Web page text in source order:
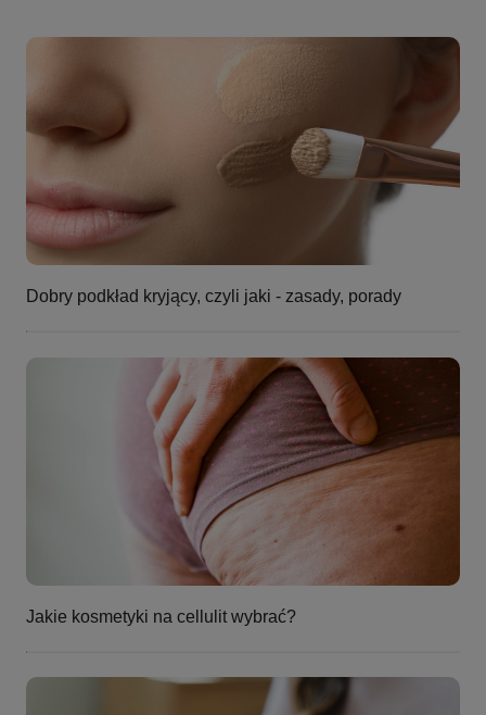
Dobry podkład kryjący, czyli jaki - zasady, porady
Jakie kosmetyki na cellulit wybrać?